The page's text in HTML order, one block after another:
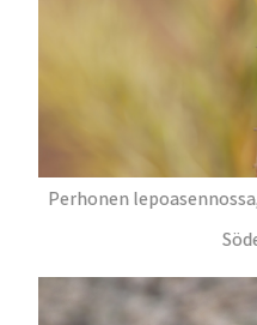
Perhonen